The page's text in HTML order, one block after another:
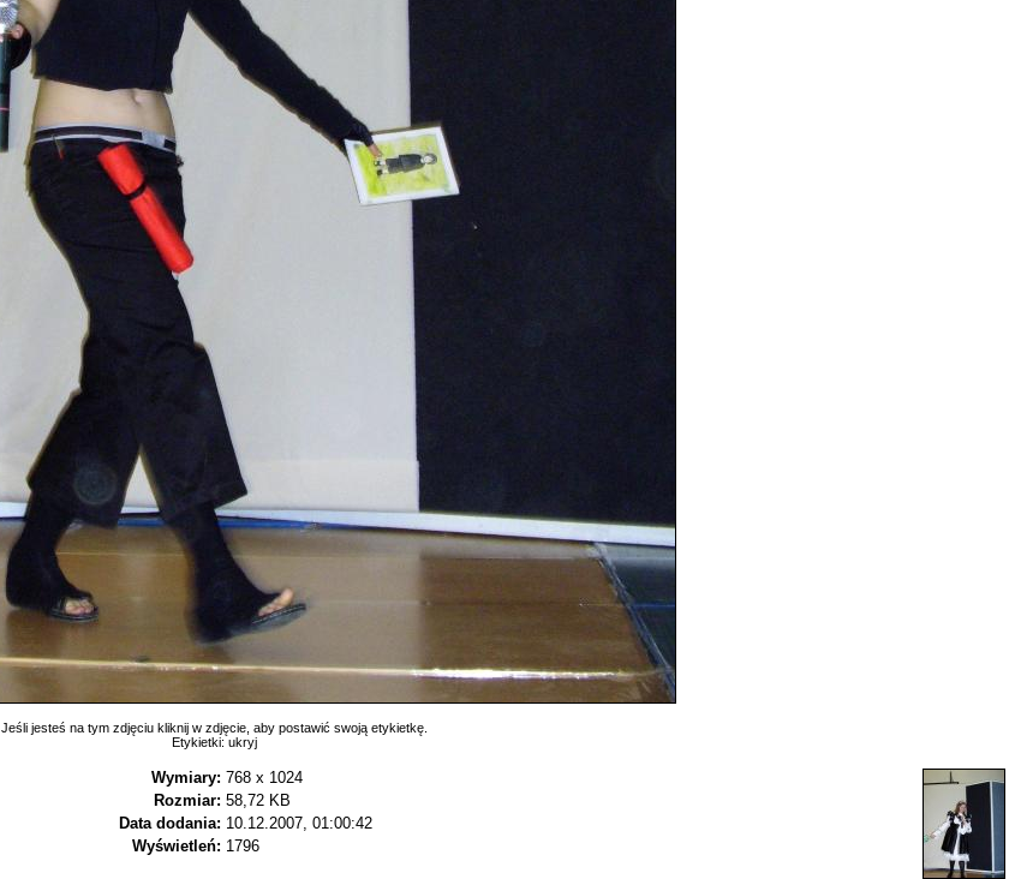
Jeśli jesteś na tym zdjęciu kliknij w zdjęcie, aby postawić swoją etykietkę.
Etykietki: ukryj
Wymiary: 768 x 1024
Rozmiar: 58,72 KB
Data dodania: 10.12.2007, 01:00:42
Wyświetleń: 1796